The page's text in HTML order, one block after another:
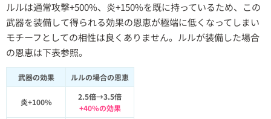
ルルは通常攻撃+500%、炎+150%を既に持っているため、この
武器を装備して得られる効果の恩恵が極端に低くなってしまい
モチーフとしての相性は良くありません。ルルが装備した場合
の恩恵は下表参照。
武器の効果 ルルの場合の恩恵
炎+100%
2.5倍→3.5倍
+40%の効果